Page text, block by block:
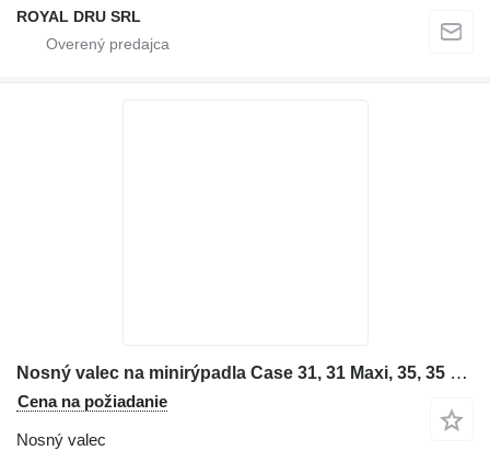
ROYAL DRU SRL
Nosný valec na minirýpadla Case 31, 31 Maxi, 35, 35 Maxi, 35 STB
Cena na požiadanie
Nosný valec